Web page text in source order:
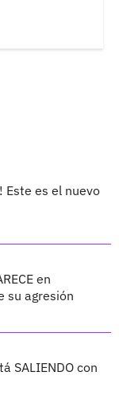
Este es el nuevo
en
su agresión
SALIENDO con